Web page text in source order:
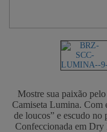
Mostre sua paixão
Camiseta Lumina. Com
de loucos” e escudo no
Confeccionada em Dry